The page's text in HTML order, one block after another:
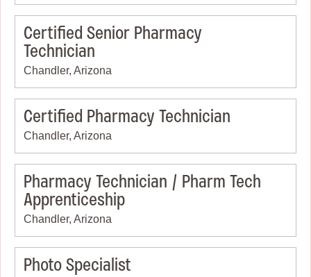
Certified Senior Pharmacy
Technician
Chandler, Arizona
Certified Pharmacy Technician
Chandler, Arizona
Pharmacy Technician / Pharm Tech
Apprenticeship
Chandler, Arizona
Photo Specialist